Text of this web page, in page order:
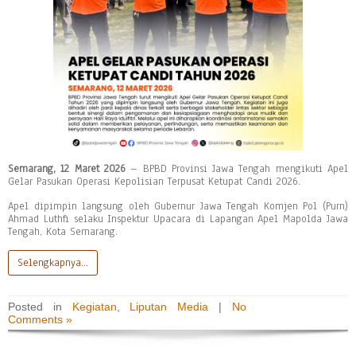
Semarang, 12 Maret 2026– BPBD Provinsi Jawa Tengah mengikuti Apel
Gelar Pasukan Operasi Kepolisian Terpusat Ketupat Candi 2026.
Apel dipimpin langsung oleh Gubernur Jawa Tengah Komjen Pol (Purn)
Ahmad Luthfi selaku Inspektur Upacara di Lapangan Apel Mapolda Jawa
Tengah, Kota Semarang.
Selengkapnya…
Posted in Kegiatan Liputan Media | No
Comments »